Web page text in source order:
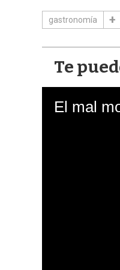
gastronomía
Te